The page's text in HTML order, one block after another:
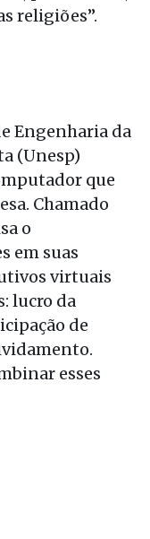
religiões”.
Engenharia da
(Unesp)
que
Chamado
o
em suas
virtuais
lucro da
de
esses